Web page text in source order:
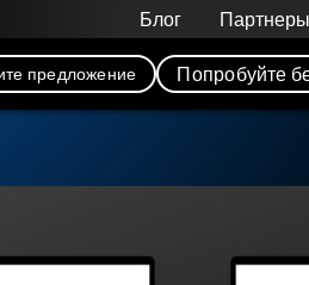
Блог Партнеры
предложение Попробуйте